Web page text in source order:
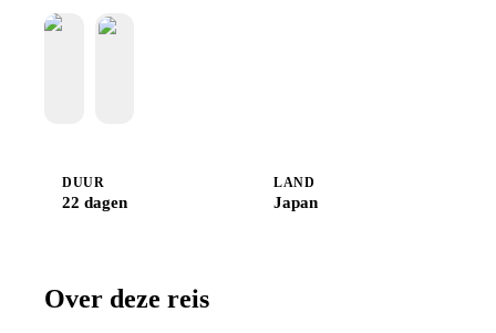
DUUR
22 dagen
LAND
Japan
Over deze reis